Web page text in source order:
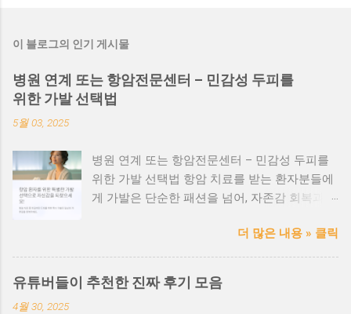
이 블로그의 인기 게시물
병원 연계 또는 항암전문센터 – 민감성 두피를
위한 가발 선택법
5월 03, 2025
병원 연계 또는 항암전문센터 – 민감성 두피를
위한 가발 선택법 항암 치료를 받는 환자분들에
게 가발은 단순한 패션을 넘어, 자존감 회복과
한 두피 상태에서는 안전성과 위생, 착용감 이
매우 중요합니다. 항암 환자를 위한 가발, 왜 특
별해야 할까? 항암치료 과정에서 탈모는 흔한
부작용이며, 두피 또한 예민해집니다. 이때 일반
더 많은 내용 » 클릭
유튜버들이 추천한 진짜 후기 모음
4월 30, 2025